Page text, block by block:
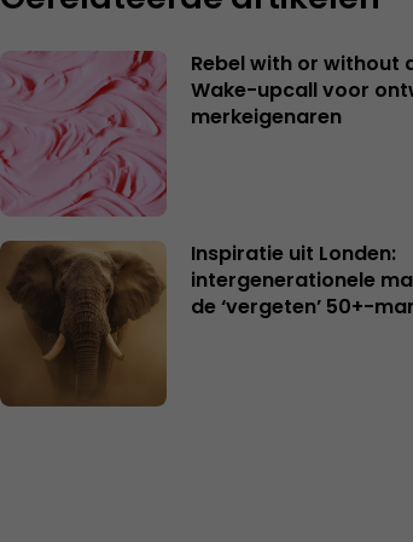
Rebel with or without
Wake-upcall voor
merkeigenaren
Inspiratie uit Londen:
intergenerationele
de ‘vergeten’ 50+-